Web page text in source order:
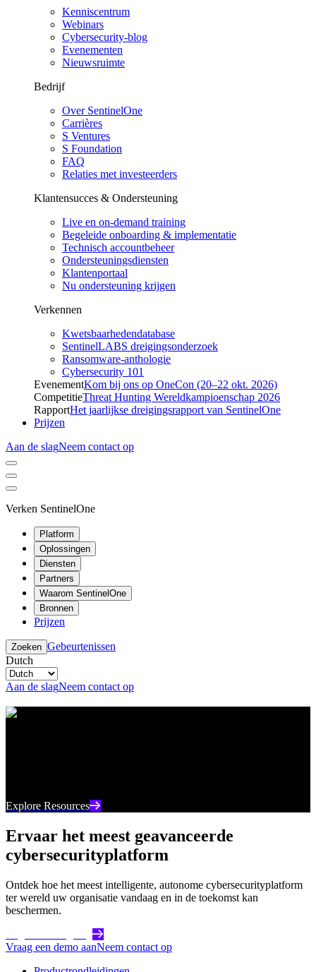
Kenniscentrum
Webinars
Cybersecurity-blog
Evenementen
Nieuwsruimte
Bedrijf
Over SentinelOne
Carrières
S Ventures
S Foundation
FAQ
Relaties met investeerders
Klantensucces & Ondersteuning
Live en on-demand training
Begeleide onboarding & implementatie
Technisch accountbeheer
Ondersteuningsdiensten
Klantenportaal
Nu ondersteuning krijgen
Verkennen
Kwetsbaarhedendatabase
SentinelLABS dreigingsonderzoek
Ransomware-anthologie
Cybersecurity 101
EvenementKom bij ons op OneCon (20–22 okt. 2026)
CompetitieThreat Hunting Wereldkampioenschap 2026
RapportHet jaarlijkse dreigingsrapport van SentinelOne
Prijzen
Aan de slagNeem contact op
Verken SentinelOne
Platform
Oplossingen
Diensten
Partners
Waarom SentinelOne
Bronnen
Prijzen
Zoeken Gebeurtenissen
Dutch
Aan de slagNeem contact op
Resource Center
Explore Resources
Ervaar het meest geavanceerde
cybersecurityplatform
Ontdek hoe het meest intelligente, autonome cybersecurityplatform
ter wereld uw organisatie vandaag en in de toekomst kan
beschermen.
Vraag een demo aanNeem contact op